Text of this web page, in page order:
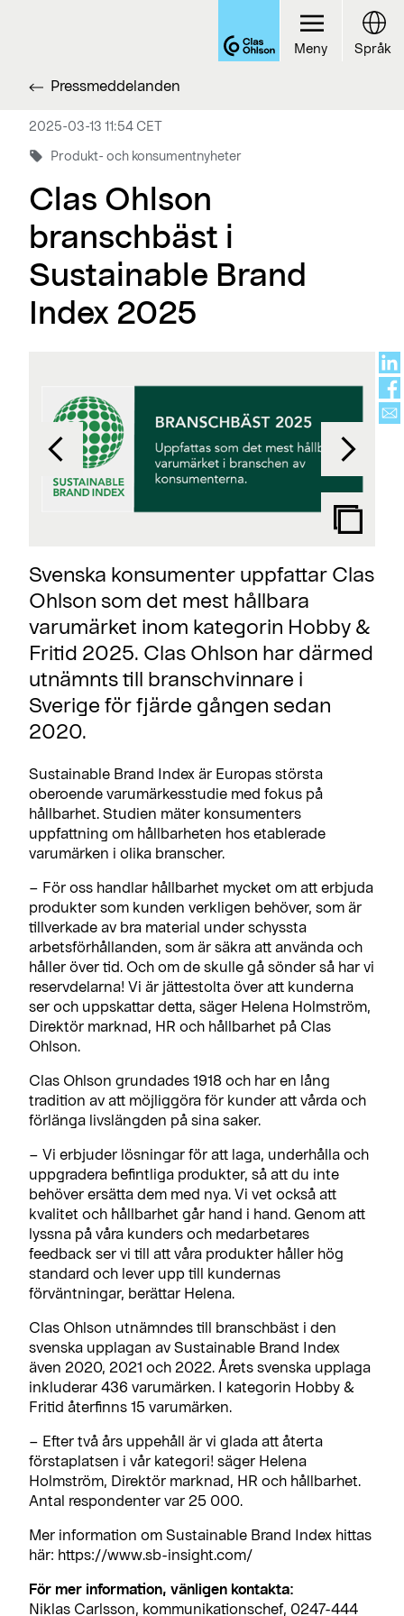
Pressmeddelanden
2025-03-13 11:54 CET
Produkt- och konsumentnyheter
Clas Ohlson
branschbäst i
Sustainable Brand
Index 2025
Svenska konsumenter uppfattar Clas
Ohlson som det mest hållbara
varumärket inom kategorin Hobby &
Fritid 2025. Clas Ohlson har därmed
utnämnts till branschvinnare i
Sverige för fjärde gången sedan
2020.
Sustainable Brand Index är Europas största
oberoende varumärkesstudie med fokus på
hållbarhet. Studien mäter konsumenters
uppfattning om hållbarheten hos etablerade
varumärken i olika branscher.
– För oss handlar hållbarhet mycket om att erbjuda
produkter som kunden verkligen behöver, som är
tillverkade av bra material under schyssta
arbetsförhållanden, som är säkra att använda och
håller över tid. Och om de skulle gå sönder så har vi
reservdelarna! Vi är jättestolta över att kunderna
ser och uppskattar detta, säger Helena Holmström,
Direktör marknad, HR och hållbarhet på Clas
Ohlson.
Clas Ohlson grundades 1918 och har en lång
tradition av att möjliggöra för kunder att vårda och
förlänga livslängden på sina saker.
– Vi erbjuder lösningar för att laga, underhålla och
uppgradera befintliga produkter, så att du inte
behöver ersätta dem med nya. Vi vet också att
kvalitet och hållbarhet går hand i hand. Genom att
lyssna på våra kunders och medarbetares
feedback ser vi till att våra produkter håller hög
standard och lever upp till kundernas
förväntningar, berättar Helena.
Clas Ohlson utnämndes till branschbäst i den
svenska upplagan av Sustainable Brand Index
även 2020, 2021 och 2022. Årets svenska upplaga
inkluderar 436 varumärken. I kategorin Hobby &
Fritid återfinns 15 varumärken.
– Efter två års uppehåll är vi glada att återta
förstaplatsen i vår kategori! säger Helena
Holmström, Direktör marknad, HR och hållbarhet.
Antal respondenter var 25 000.
Mer information om Sustainable Brand Index hittas
här: https://www.sb-insight.com/
För mer information, vänligen kontakta:
Niklas Carlsson, kommunikationschef, 0247-444
Meny Språk